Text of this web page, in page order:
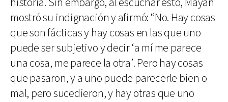
mostró su indignación y afirmó: “No. Hay cosas
que son fácticas y hay cosas en las que uno
puede ser subjetivo y decir ‘a mí me parece
una cosa, me parece la otra’. Pero hay cosas
que pasaron, y a uno puede parecerle bien o
mal, pero sucedieron, y hay otras que uno